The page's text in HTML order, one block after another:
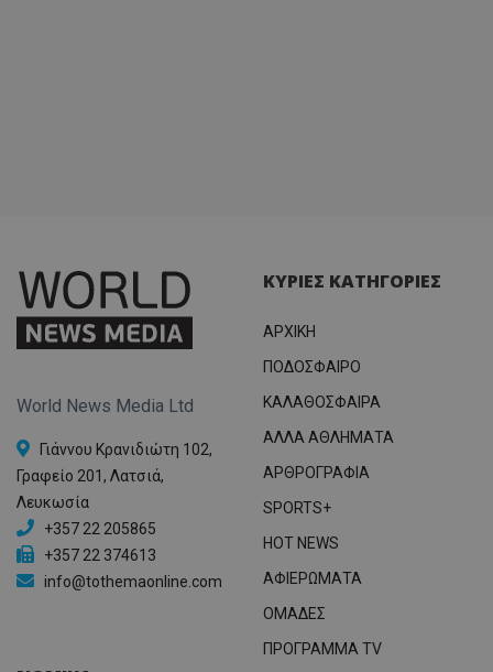
World News Media Ltd
Γιάννου Κρανιδιώτη 102,
Γραφείο 201, Λατσιά,
Λευκωσία
+357 22 205865
+357 22 374613
info@tothemaonline.com
ΚΥΡΙΕΣ ΚΑΤΗΓΟΡΙΕΣ
ΑΡΧΙΚΗ
ΠΟΔΟΣΦΑΙΡΟ
ΚΑΛΑΘΟΣΦΑΙΡΑ
ΑΛΛΑ ΑΘΛΗΜΑΤΑ
ΑΡΘΡΟΓΡΑΦΙΑ
SPORTS+
HOT NEWS
ΑΦΙΕΡΩΜΑΤΑ
ΟΜΑΔΕΣ
ΠΡΟΓΡΑΜΜΑ TV